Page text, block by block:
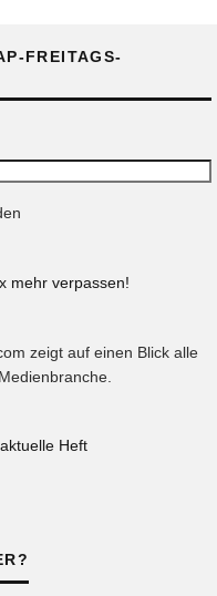
FREITAGS-
zeigt auf einen Blick alle